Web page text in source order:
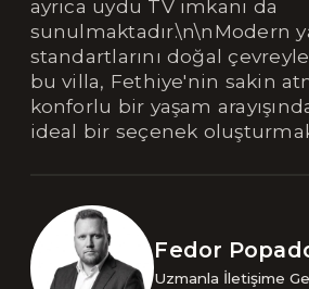
ayrıca uydu TV imkanı da
sunulmaktadır.\n\nModern
standartlarını doğal
bu villa, Fethiye'nin sakin
konforlu bir yaşam
ideal bir seçenek
Fedor
Uzmanla İletişime